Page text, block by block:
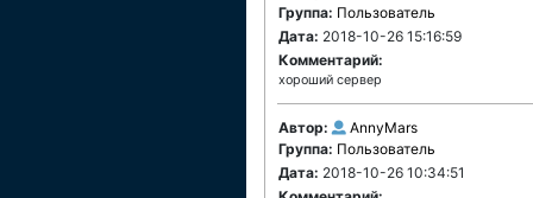
Группа: Пользователь
Дата: 2018-10-26 15:16:59
Комментарий:
хороший сервер
Автор:
AnnyMars
Группа: Пользователь
Дата: 2018-10-26 10:34:51